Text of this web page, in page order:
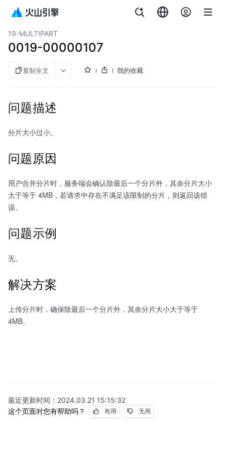
对象存储
19-MULTIPART
0019-00000107
复制全文 我的收藏
问题描述
分片大小过小。
问题原因
用户合并分片时，服务端会确认除最后一个分片外，其余分片大小
大于等于 4MB，若请求中存在不满足该限制的分片，则返回该错
误。
问题示例
无。
解决方案
上传分片时，确保除最后一个分片外，其余分片大小大于等于
4MB。
最近更新时间： 2024.03.21 15:15:32
这个页面对您有帮助吗？
有用 无用